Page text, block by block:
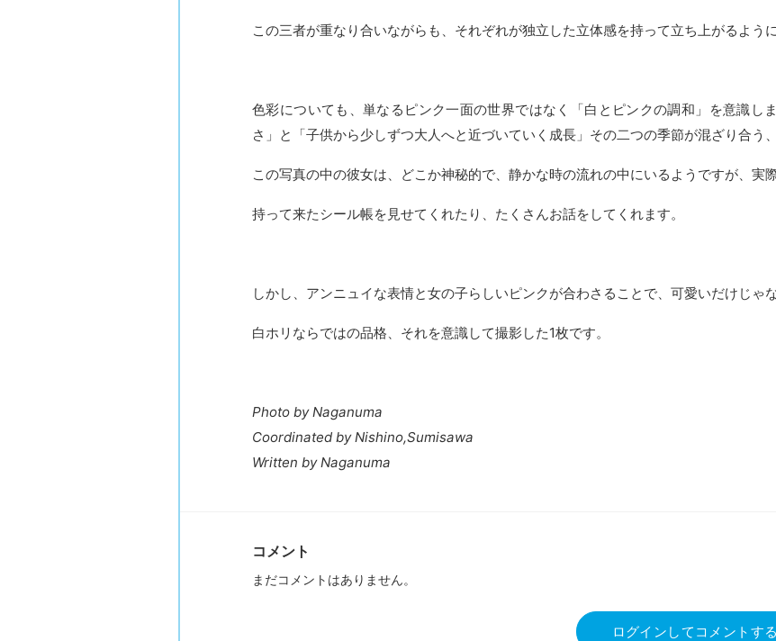
この三者が重なり合いながらも、それぞれが独立した立体感を持って立ち上がるよう
色彩についても、単なるピンク一面の世界ではなく「白とピンクの調和」を意識し
さ」と「子供から少しずつ大人へと近づいていく成長」その二つの季節が混ざり合う
この写真の中の彼女は、どこか神秘的で、静かな時の流れの中にいるようですが、実
持って来たシール帳を見せてくれたり、たくさんお話をしてくれます。
しかし、アンニュイな表情と女の子らしいピンクが合わさることで、可愛いだけじゃ
白ホリならではの品格、それを意識して撮影した1枚です。
Photo by Naganuma
Coordinated by Nishino,Sumisawa
Written by Naganuma
コメント
まだコメントはありません。
ログインしてコメントする